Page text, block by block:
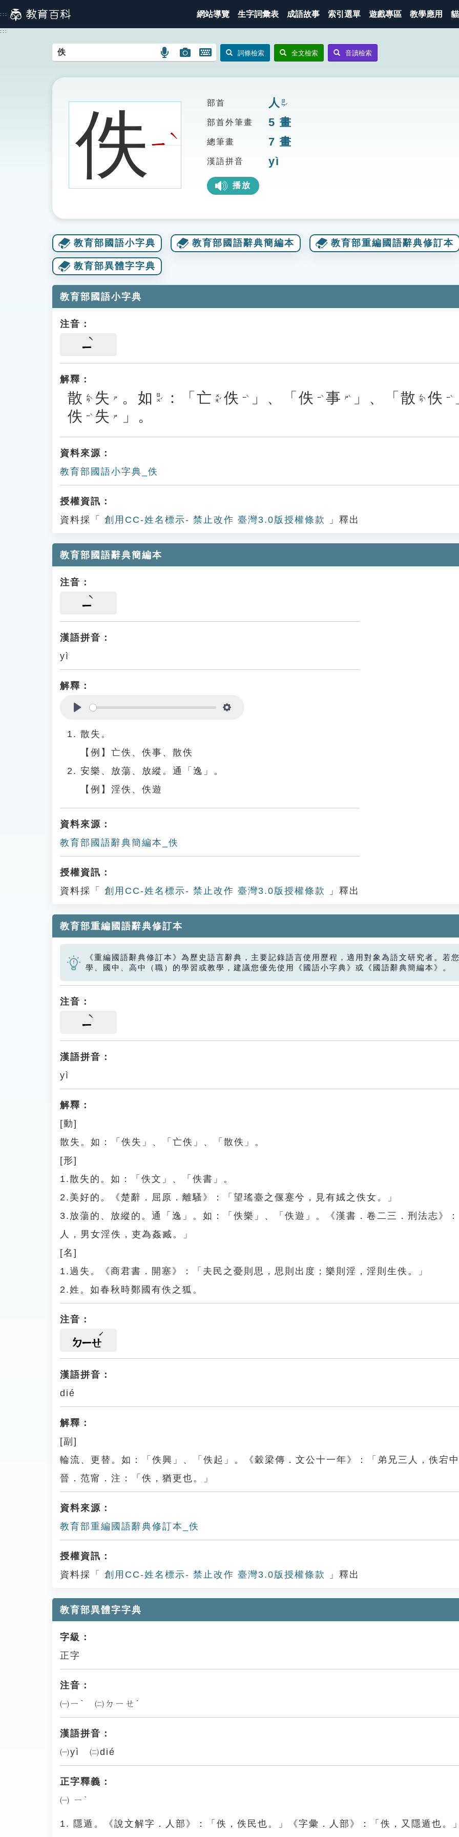
到
主
::: 網站導覽 生字詞彙表 成語故事 索引選單 遊戲專區 教學應用
:::
語
搜
圖
圖
搜
開
鍵
圖
詞條檢索 全文檢索 音讀檢索
佚ㄧ
ˋ
部首 人 ㄖㄣˊ
部首外筆畫 5 畫
總筆畫 7 畫
漢語拼音 yì
播放
教育部國語小字典 教育部國語辭典簡編本 教育部重編國語辭典修訂本
教育部異體字字典
教育部國語小字典
注音：
ㄧ
解釋：
散 ㄙㄢˋ 失 ㄕ 。 如 ㄖㄨˊ ：「 亡 ㄨㄤˊ 佚 ㄧˋ 」、「 佚 ㄧˋ 事 ㄕˋ 」、「 散 ㄙㄢˋ 佚 ㄧˋ
佚
ㄧˋ 失 ㄕ 」。
資料來源：
教育部國語小字典_佚
授權資訊：
資料採「
創用CC-姓名標示- 禁止改作 臺灣3.0版授權條款 」釋出
教育部國語辭典簡編本
注音：
ㄧ
漢語拼音：
yì
解釋：
散失。
【例】亡佚、佚事、散佚
安樂、放蕩、放縱。通「逸」。
【例】淫佚、佚遊
資料來源：
教育部國語辭典簡編本_佚
授權資訊：
資料採「
創用CC-姓名標示- 禁止改作 臺灣3.0版授權條款 」釋出
教育部重編國語辭典修訂本
《重編國語辭典修訂本》為歷史語言辭典，主要記錄語言使用歷程，適用對象為語文研究者。若
學、國中、高中（職）的學習或教學，建議您優先使用《國語小字典》或《國語辭典簡編本》。
注音：
ㄧ
漢語拼音：
yì
解釋：
[動]
散失。如：「佚失」、「亡佚」、「散佚」。
[形]
1.散失的。如：「佚文」、「佚書」。
2.美好的。《楚辭．屈原．離騷》：「望瑤臺之偃蹇兮，見有娀之佚女。」
3.放蕩的、放縱的。通「逸」。如：「佚樂」、「佚遊」。《漢書．卷二三．刑法志》
人，男女淫佚，吏為姦臧。」
[名]
1.過失。《商君書．開塞》：「夫民之憂則思，思則出度；樂則淫，淫則生佚。」
2.姓。如春秋時鄭國有佚之狐。
注音：
ㄉㄧㄝ
漢語拼音：
dié
解釋：
[副]
輪流、更替。如：「佚興」、「佚起」。《穀梁傳．文公十一年》：「弟兄三人，佚宕
晉．范甯．注：「佚，猶更也。」
資料來源：
教育部重編國語辭典修訂本_佚
授權資訊：
資料採「
創用CC-姓名標示- 禁止改作 臺灣3.0版授權條款 」釋出
教育部異體字字典
字級：
正字
注音：
㈠ㄧˋ ㈡ㄉㄧㄝˊ
漢語拼音：
㈠yì ㈡dié
正字釋義：
㈠ ㄧˋ
1. 隱遁。《說文解字．人部》：「佚，佚民也。」《字彙．人部》：「佚，又隱遁也。